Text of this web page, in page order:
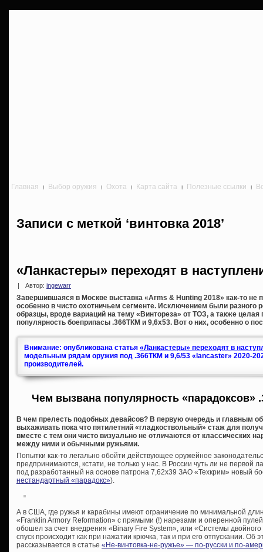
Главная Выбор оружия Охота Карта сайта Полезные ссылки
Записи с меткой ‘винтовка 2018’
«Ланкастеры» переходят в
Автор: ingewarr
Завершившаяся в Москве выставка «Arms & Hunting 2018» как-то не
особенно в чисто охотничьем сегменте. Исключением были разного
образцы, вроде вариаций на тему «Винтореза» от ТОЗ, а также
популярность боеприпасы .366ТКМ и 9,6х53. Вот о них, особенно о
Внимание: опубликована статья «Ланкастеры» переходят в
модельным рядам оружия под .366ТКМ и 9,6/53 «lancaster» 2020-
производителей.
Чем вызвана популярность «парадоксов»
В чем прелесть подобных девайсов? В первую очередь и главным
выхаживать пока что пятилетний «гладкоствольный» стаж для
вместе с тем они чисто визуально не отличаются от классических
между ними и обычными ружьями.
Попытки как-то легально обойти действующее оружейное
предпринимаются, кстати, не только у нас. В России чуть ли не первой
под разработанный на основе патрона 7,62х39 ЗАО «Техкрим» новый
нестандартный «парадокс»).
А в США, где ружья и карабины имеют ограничение по минимальной
«Franklin Armory Reformation» с прямыми (!) нарезами и оперенной
обошел за счет внедрения «Binary Fire System», или «Системы
спуск происходит как при нажатии крючка, так и при его отпускании. Об
рассказывается в статье «Не-винтовка-не-ружье» — по-русски и по-